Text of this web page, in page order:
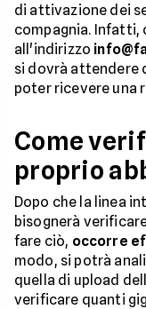
di attivazione dei
compagnia. Infatti,
all'indirizzo
si dovrà attendere
poter ricevere una
Come
proprio
Dopo che la linea
bisognerà
fare ciò, occorre
modo, si potrà
quella di upload
verificare quanti